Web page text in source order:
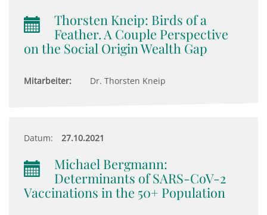
Thorsten Kneip: Birds of a
Feather. A Couple Perspective
on the Social Origin Wealth Gap
Mitarbeiter: Dr. Thorsten Kneip
Datum: 27.10.2021
Michael Bergmann:
Determinants of SARS-CoV-2
Vaccinations in the 50+ Population